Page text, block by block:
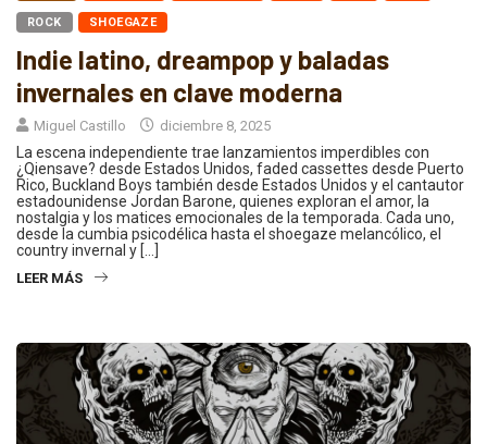
ROCK SHOEGAZE
Indie latino, dreampop y baladas
invernales en clave moderna
Miguel Castillo diciembre 8, 2025
La escena independiente trae lanzamientos imperdibles con
¿Qiensave? desde Estados Unidos, faded cassettes desde Puerto
Rico, Buckland Boys también desde Estados Unidos y el cantautor
estadounidense Jordan Barone, quienes exploran el amor, la
nostalgia y los matices emocionales de la temporada. Cada uno,
desde la cumbia psicodélica hasta el shoegaze melancólico, el
country invernal y […]
LEER MÁS